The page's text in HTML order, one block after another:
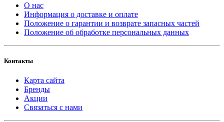
О нас
Информация о доставке и оплате
Положение о гарантии и возврате запасных частей
Положение об обработке персональных данных
Контакты
Карта сайта
Бренды
Акции
Связаться с нами